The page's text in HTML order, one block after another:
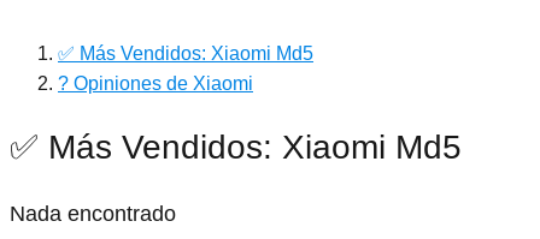
✅ Más Vendidos: Xiaomi Md5
? Opiniones de Xiaomi
✅ Más Vendidos: Xiaomi Md5
Nada encontrado